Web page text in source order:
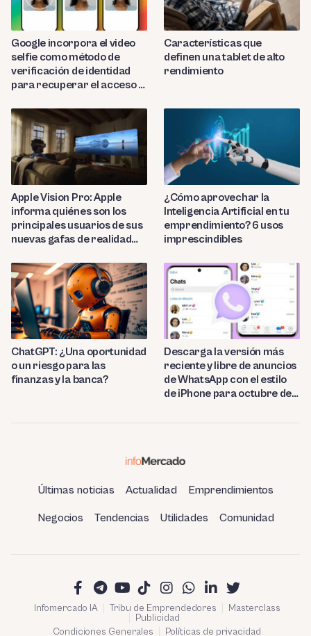
Google incorpora el video
selfie como método de
verificación de identidad
para recuperar el acceso a
Características que
definen una tablet de alto
rendimiento
Apple Vision Pro: Apple
informa quiénes son los
principales usuarios de sus
nuevas gafas de realidad
¿Cómo aprovechar la
Inteligencia Artificial en tu
emprendimiento? 6 usos
imprescindibles
ChatGPT: ¿Una oportunidad
o un riesgo para las
finanzas y la banca?
Descarga la versión más
reciente y libre de anuncios
de WhatsApp con el estilo
de iPhone para octubre de
Últimas noticias Actualidad Emprendimientos
Negocios Tendencias Utilidades Comunidad
Infomercado IA Tribu de Emprendedores
Masterclass
Publicidad
Condiciones Generales
Políticas de privacidad